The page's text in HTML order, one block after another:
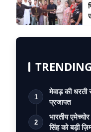
1
मेवाड़ की
प्रजापत
2
भारतीय
सिंह को बड़ी